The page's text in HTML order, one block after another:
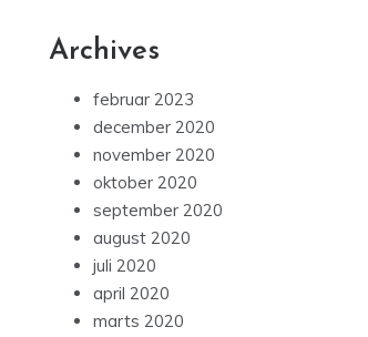
Archives
februar 2023
december 2020
november 2020
oktober 2020
september 2020
august 2020
juli 2020
april 2020
marts 2020